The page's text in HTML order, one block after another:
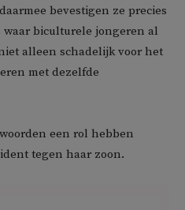
bevestigen ze precies
waar biculturele jongeren al
alleen schadelijk voor het
met dezelfde
een rol hebben
tegen haar zoon.